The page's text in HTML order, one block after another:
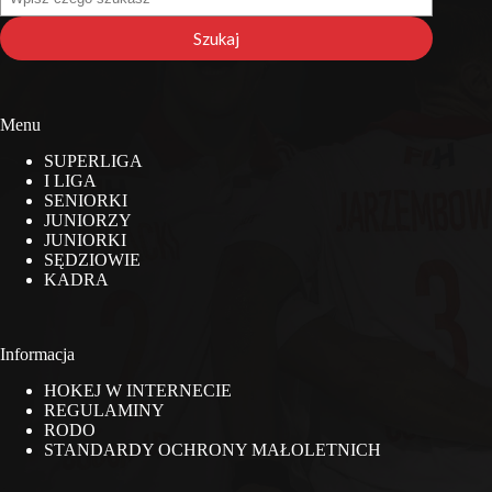
na
stronie
Szukaj
Menu
SUPERLIGA
I LIGA
SENIORKI
JUNIORZY
JUNIORKI
SĘDZIOWIE
KADRA
Informacja
HOKEJ W INTERNECIE
REGULAMINY
RODO
STANDARDY OCHRONY MAŁOLETNICH